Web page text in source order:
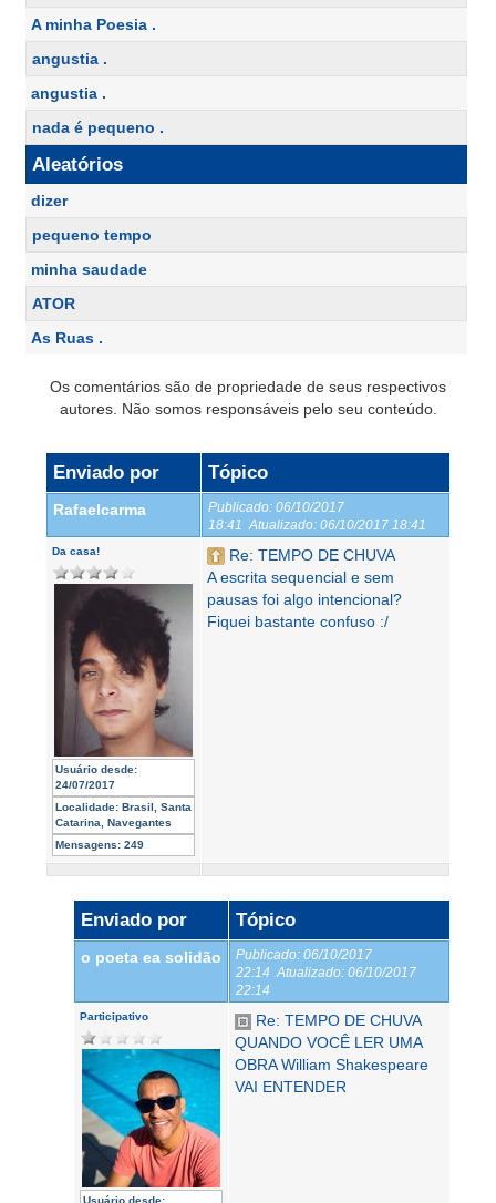
A minha Poesia .
angustia .
angustia .
nada é pequeno .
Aleatórios
dizer
pequeno tempo
minha saudade
ATOR
As Ruas .
Os comentários são de propriedade de seus respectivos
autores. Não somos responsáveis pelo seu conteúdo.
Enviado por Tópico
Rafaelcarma Publicado: 06/10/2017
18:41 Atualizado: 06/10/2017 18:41
Da casa!
Usuário desde:
24/07/2017
Localidade: Brasil, Santa
Catarina, Navegantes
Mensagens: 249
Re: TEMPO DE CHUVA
A escrita sequencial e sem
pausas foi algo intencional?
Fiquei bastante confuso :/
Enviado por Tópico
o poeta ea solidão Publicado: 06/10/2017
22:14 Atualizado: 06/10/2017
22:14
Participativo
Usuário desde:
Re: TEMPO DE CHUVA
QUANDO VOCÊ LER UMA
OBRA William Shakespeare
VAI ENTENDER